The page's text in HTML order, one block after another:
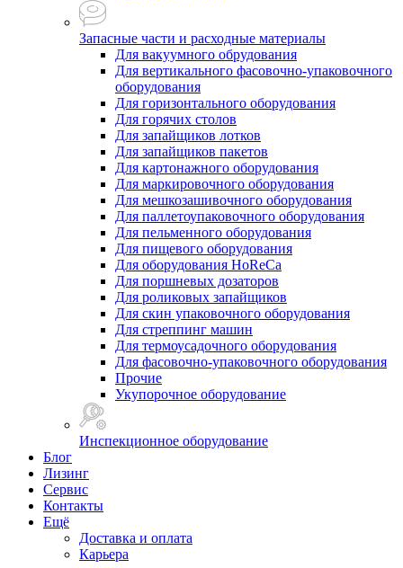
Запасные части и расходные материалы
Для вакуумного обрудования
Для вертикального фасовочно-упаковочного
оборудования
Для горизонтального оборудования
Для горячих столов
Для запайщиков лотков
Для запайщиков пакетов
Для картонажного оборудования
Для маркировочного оборудования
Для мешкозашивочного оборудования
Для паллетоупаковочного оборудования
Для пельменного оборудования
Для пищевого оборудования
Для оборудования HoReCa
Для поршневых дозаторов
Для роликовых запайщиков
Для скин упаковочного оборудования
Для стреппинг машин
Для термоусадочного оборудования
Для фасовочно-упаковочного оборудования
Прочие
Укупорочное оборудование
Инспекционное оборудование
Блог
Лизинг
Сервис
Контакты
Ещё
Доставка и оплата
Карьера